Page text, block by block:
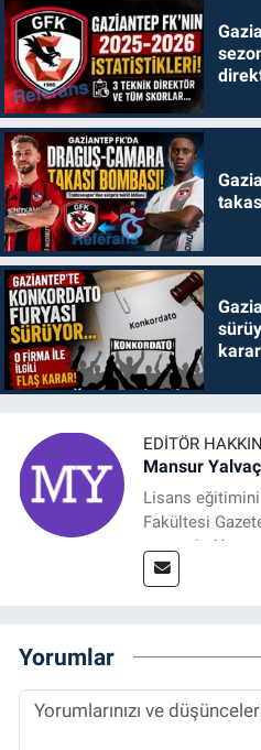
EDITÖR
Mansur Yalvaç
Lisans
Fakültesi
tamamladıktan
Sosyal Bilimler
Spor, Sağlık
sürdürmektedir.
Yorumlar